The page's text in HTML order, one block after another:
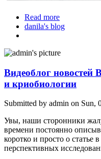
Read more
danila's blog
Видеоблог новостей
и криобиологии
Submitted by admin on Sun,
Увы, наши сторонники
времени постоянно
коротко и просто о
перспективных